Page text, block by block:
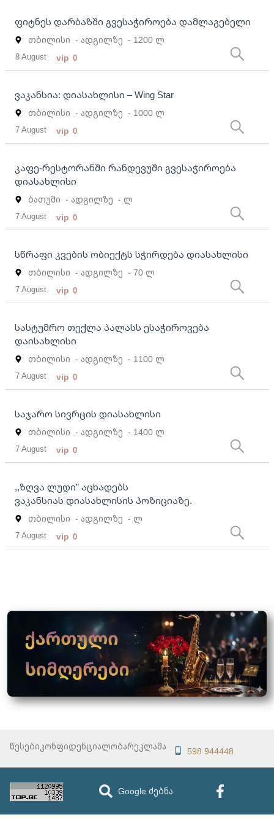
ფიტნეს დარბაზში გვესაჭიროება დამლაგებელი
თბილისი - ადგილზე - 1200 ლ
8 August vip 0
ვაკანსია: დიასახლისი – Wing Star
თბილისი - ადგილზე - 1000 ლ
7 August vip 0
კაფე-რესტორანში რანდევუში გვესაჭიროება
დიასახლისი
ბათუმი - ადგილზე - ლ
7 August vip 0
სწრაფი კვების ობიექტს სჭირდება დიასახლისი
თბილისი - ადგილზე - 70 ლ
7 August vip 0
სასტუმრო თექლა პალასს ესაჭიროვება
დაისახლისი
თბილისი - ადგილზე - 1100 ლ
7 August vip 0
საჯარო სივრცის დიასახლისი
თბილისი - ადგილზე - 1400 ლ
7 August vip 0
,,ზღვა ლუდი” აცხადებს
ვაკანსიას დიასახლისის პოზიციაზე.
თბილისი - ადგილზე - ლ
7 August vip 0
წესებიკონფიდენციალობარეკლამა 598 944448
Google ძებნა